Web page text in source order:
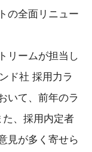
の全面リニュー
リームが担当し
ド社 採用力ラ
いて、前年のラ
、採用内定者
見が多く寄せら